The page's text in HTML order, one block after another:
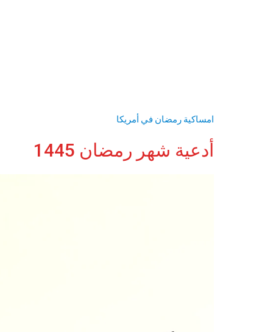
امساكية رمضان في أمريكا
أدعية شهر رمضان 1445